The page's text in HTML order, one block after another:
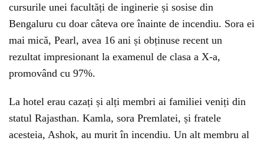
cursurile unei facultăți de inginerie și sosise din
Bengaluru cu doar câteva ore înainte de incendiu. Sora ei
mai mică, Pearl, avea 16 ani și obținuse recent un
rezultat impresionant la examenul de clasa a X-a,
promovând cu 97%.
La hotel erau cazați și alți membri ai familiei veniți din
statul Rajasthan. Kamla, sora Premlatei, și fratele
acesteia, Ashok, au murit în incendiu. Un alt membru al